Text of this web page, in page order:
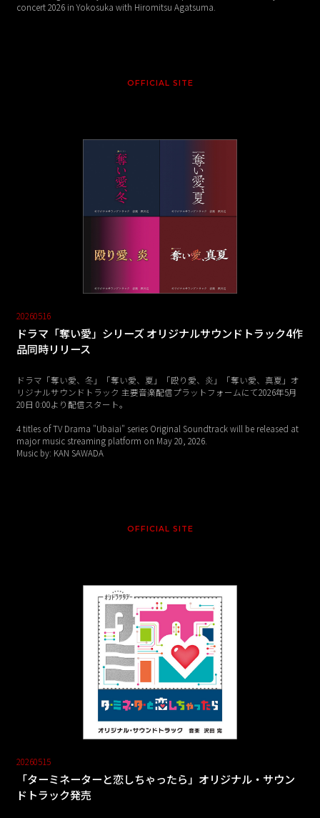
concert 2026 in Yokosuka with Hiromitsu Agatsuma.
OFFICIAL SITE
20260516
ドラマ「奪い愛」シリーズ オリジナルサウンドトラック4作
品同時リリース
ドラマ「奪い愛、冬」「奪い愛、夏」「殴り愛、炎」「奪い愛、真夏」オ
リジナルサウンドトラック 主要音楽配信プラットフォームにて2026年5月
20日 0:00より配信スタート。
4 titles of TV Drama "Ubaiai" series Original Soundtrack will be released at
major music streaming platform on May 20, 2026.
Music by: KAN SAWADA
OFFICIAL SITE
20260515
「ターミネーターと恋しちゃったら」オリジナル・サウン
ドトラック発売